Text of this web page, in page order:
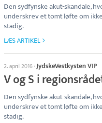
Den sydfynske akut-skandale,
underskrev et tomt løfte om
stadig.
LÆS ARTIKEL
2. april 2016·JydskeVestkysten VIP
V og S i
Den sydfynske akut-skandale,
underskrev et tomt løfte om
stadig.